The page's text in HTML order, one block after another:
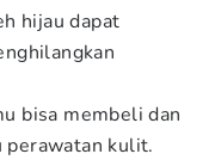
hijau dapat
bisa membeli dan
perawatan kulit.